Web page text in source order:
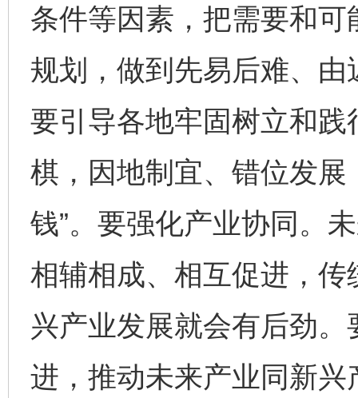
条件等因素，把需要和
规划，做到先易后难、
要引导各地牢固树立和
棋，因地制宜、错位发展
钱”。要强化产业协同。
相辅相成、相互促进，
兴产业发展就会有后劲
进，推动未来产业同新